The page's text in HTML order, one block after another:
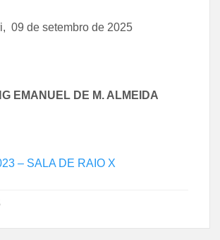
09 de setembro de 2025
EMANUEL DE M. ALMEIDA
– SALA DE RAIO X